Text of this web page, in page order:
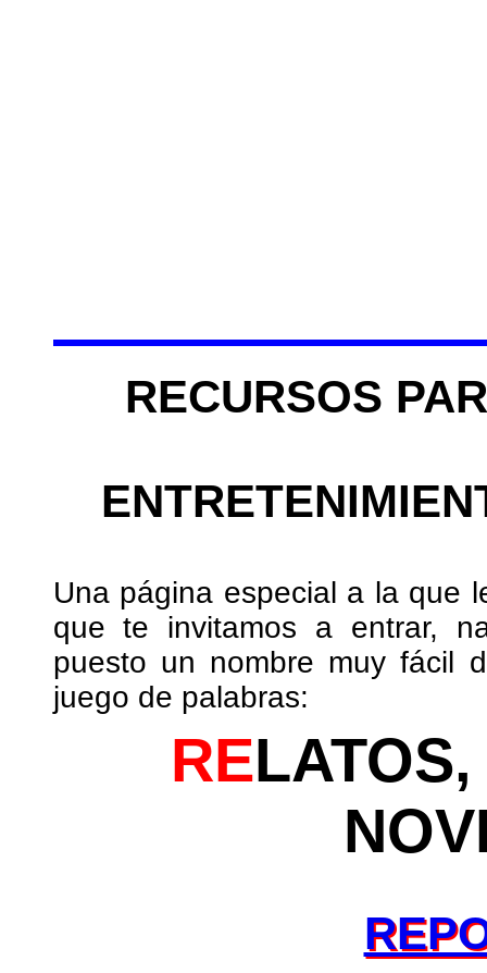
RECURSOS
Una página especial a la que
que te invitamos a entrar,
puesto un nombre muy fácil
juego de palabras:
RE